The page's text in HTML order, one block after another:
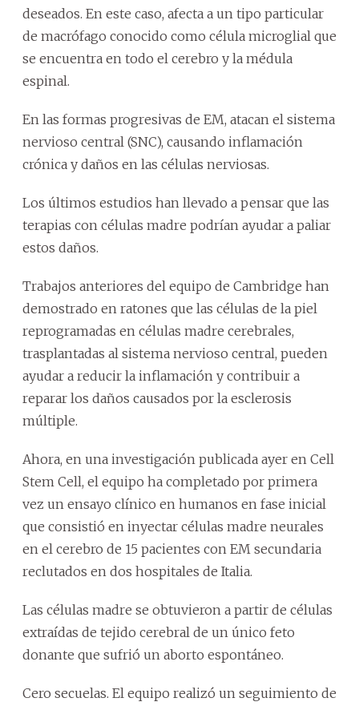
deseados. En este caso, afecta a un tipo particular
de macrófago conocido como célula microglial que
se encuentra en todo el cerebro y la médula
espinal.
En las formas progresivas de EM, atacan el sistema
nervioso central (SNC), causando inflamación
crónica y daños en las células nerviosas.
Los últimos estudios han llevado a pensar que las
terapias con células madre podrían ayudar a paliar
estos daños.
Trabajos anteriores del equipo de Cambridge han
demostrado en ratones que las células de la piel
reprogramadas en células madre cerebrales,
trasplantadas al sistema nervioso central, pueden
ayudar a reducir la inflamación y contribuir a
reparar los daños causados por la esclerosis
múltiple.
Ahora, en una investigación publicada ayer en Cell
Stem Cell, el equipo ha completado por primera
vez un ensayo clínico en humanos en fase inicial
que consistió en inyectar células madre neurales
en el cerebro de 15 pacientes con EM secundaria
reclutados en dos hospitales de Italia.
Las células madre se obtuvieron a partir de células
extraídas de tejido cerebral de un único feto
donante que sufrió un aborto espontáneo.
Cero secuelas. El equipo realizó un seguimiento de